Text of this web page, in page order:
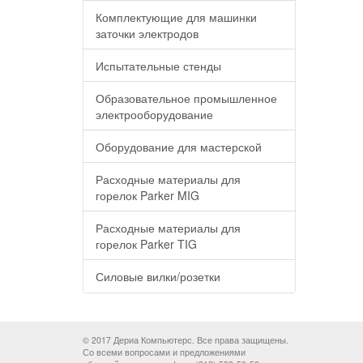
Комплектующие для машинки
заточки электродов
Испытательные стенды
Образовательное промышленное
электрооборудование
Оборудование для мастерской
Расходные материалы для
горелок Parker MIG
Расходные материалы для
горелок Parker TIG
Силовые вилки/розетки
© 2017 Дериа Компьютерс. Все права защищены.
Со всеми вопросами и предложениями